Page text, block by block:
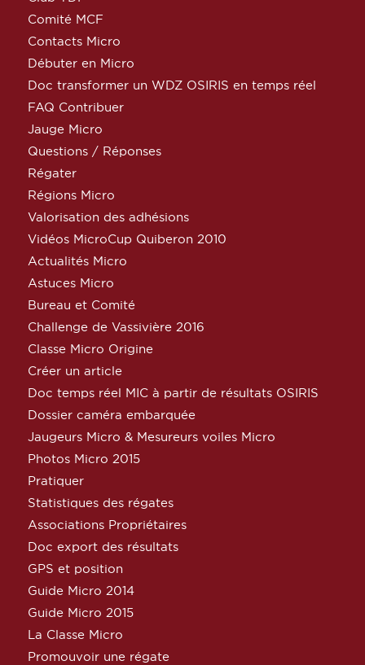
Comité MCF
Contacts Micro
Débuter en Micro
Doc transformer un WDZ OSIRIS en temps réel
FAQ Contribuer
Jauge Micro
Questions / Réponses
Régater
Régions Micro
Valorisation des adhésions
Vidéos MicroCup Quiberon 2010
Actualités Micro
Astuces Micro
Bureau et Comité
Challenge de Vassivière 2016
Classe Micro Origine
Créer un article
Doc temps réel MIC à partir de résultats OSIRIS
Dossier caméra embarquée
Jaugeurs Micro & Mesureurs voiles Micro
Photos Micro 2015
Pratiquer
Statistiques des régates
Associations Propriétaires
Doc export des résultats
GPS et position
Guide Micro 2014
Guide Micro 2015
La Classe Micro
Promouvoir une régate